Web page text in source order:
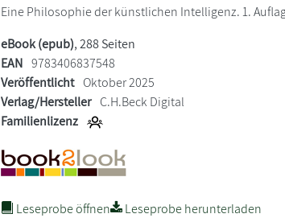
Eine Philosophie der künstlichen Intelligenz. 1.
eBook (epub), 288 Seiten
EAN 9783406837548
Veröffentlicht Oktober 2025
Verlag/Hersteller C.H.Beck Digital
Familienlizenz
Leseprobe öffnen
Leseprobe herunterladen